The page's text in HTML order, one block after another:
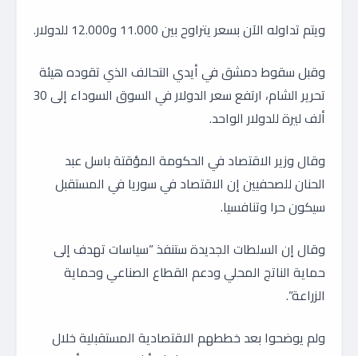
ويتم تداوله الآن بسعر يتراوح بين 11.000 و12.000 للدولار.
وقبل سقوط دمشق في أيدي التحالف الذي تقوده هيئة
تحرير الشام، ارتفع سعر الدولار في السوق السوداء إلى 30
ألف ليرة للدولار الواحد.
وقال وزير الاقتصاد في الحكومة المؤقتة باسل عبد
الحنان للصحفيين إن الاقتصاد في سوريا في المستقبل
سيكون حرا وتنافسيا.
وقال إن السلطات الجديدة ستنفذ “سياسات تهدف إلى
حماية الناتج المحلي ودعم القطاع الصناعي وحماية
الزراعة”.
ولم يوضحوا بعد خططهم الاقتصادية المستقبلية خلال